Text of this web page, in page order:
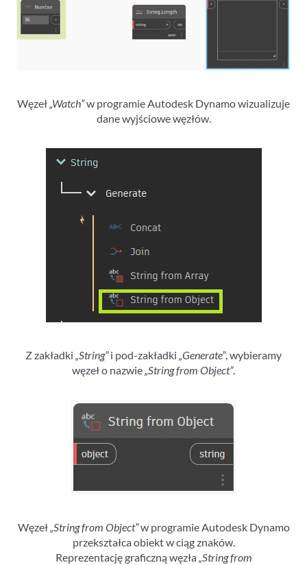
Węzeł„Watch”w programie Autodesk Dynamo wizualizuje
dane wyjściowe węzłów.
Z zakładki „String”i pod-zakładki „Generate”, wybieramy
węzeł o nazwie„String from Object”.
Węzeł„String from Object”w programie Autodesk Dynamo
przekształca obiekt w ciąg znaków.
Reprezentację graficzną węzła„String from